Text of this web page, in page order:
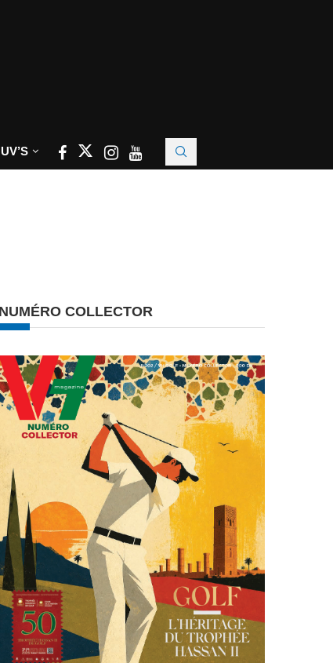
NUMÉRO COLLECTOR